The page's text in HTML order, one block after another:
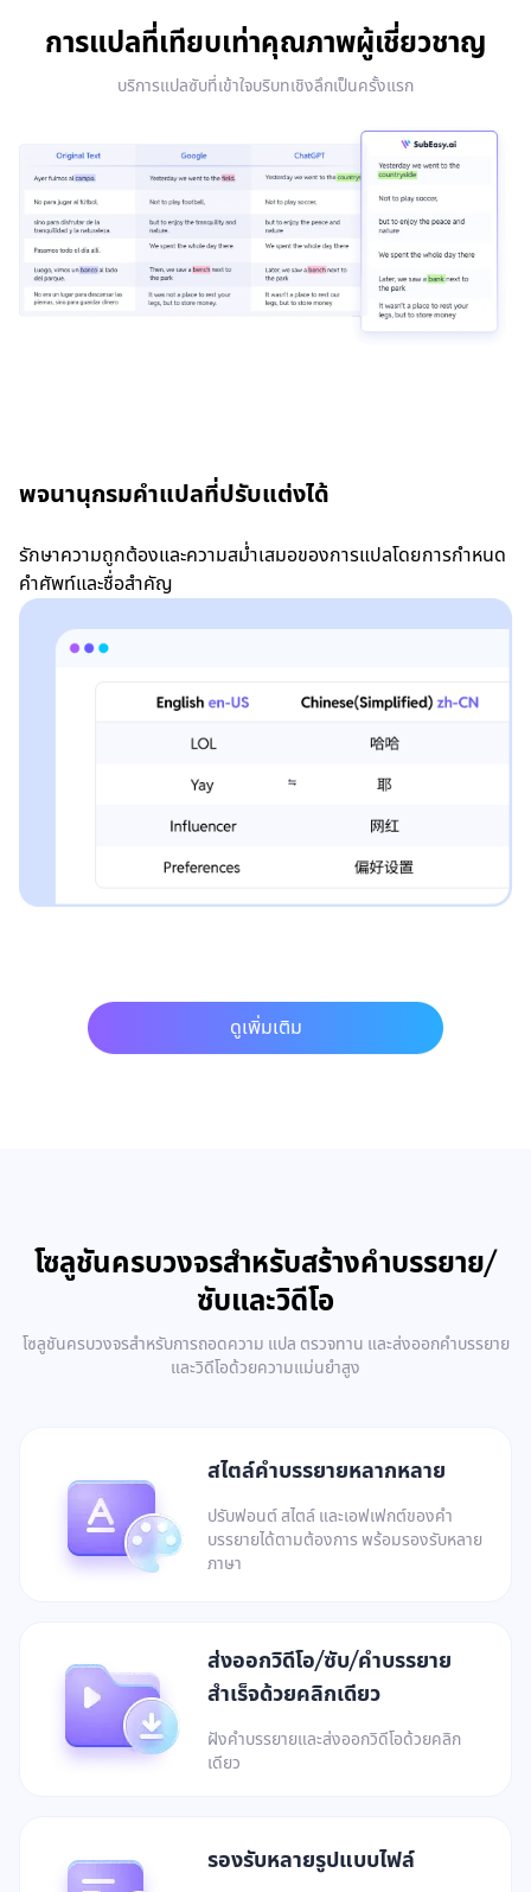
การแปลที่เทียบเท่าคุณภาพผู้เชี่ยวชาญ
บริการแปลซับที่เข้าใจบริบทเชิงลึกเป็นครั้งแรก
พจนานุกรมคำแปลที่ปรับแต่งได้
รักษาความถูกต้องและความสม่ำเสมอของการแปลโดยการกำหนด
คำศัพท์และชื่อสำคัญ
ดูเพิ่มเติม
โซลูชันครบวงจรสำหรับสร้างคำบรรยาย/
ซับและวิดีโอ
โซลูชันครบวงจรสำหรับการถอดความ แปล ตรวจทาน และส่งออกคำบรรยาย
และวิดีโอด้วยความแม่นยำสูง
สไตล์คำบรรยายหลากหลาย
ปรับฟอนต์ สไตล์ และเอฟเฟกต์ของคำ
บรรยายได้ตามต้องการ พร้อมรองรับหลาย
ภาษา
ส่งออกวิดีโอ/ซับ/คำบรรยาย
สำเร็จด้วยคลิกเดียว
ฝังคำบรรยายและส่งออกวิดีโอด้วยคลิก
เดียว
รองรับหลายรูปแบบไฟล์